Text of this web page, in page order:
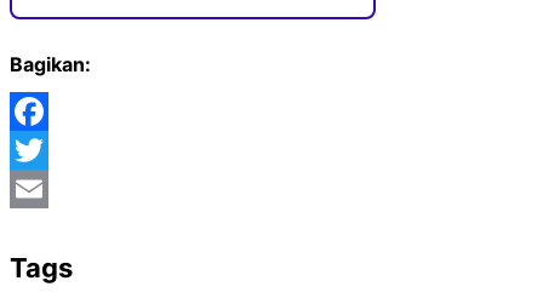
Bagikan:
Facebook
Twitter
Tags